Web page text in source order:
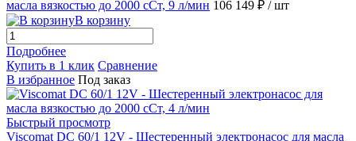
масла вязкостью до 2000 сСт, 9 л/мин 106 149 ₽ / шт
В корзину
Подробнее
Купить в 1 клик Сравнение
В избранное Под заказ
Быстрый просмотр
Viscomat DC 60/1 12V - Шестеренный электронасос для масла